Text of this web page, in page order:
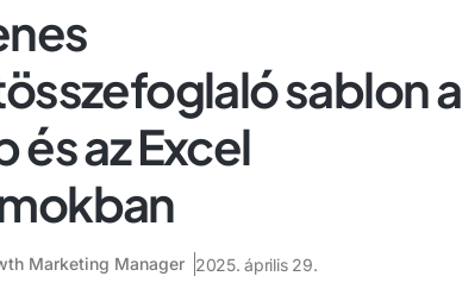
sablon a
és az Excel
Marketing Manager 2025. április 29.